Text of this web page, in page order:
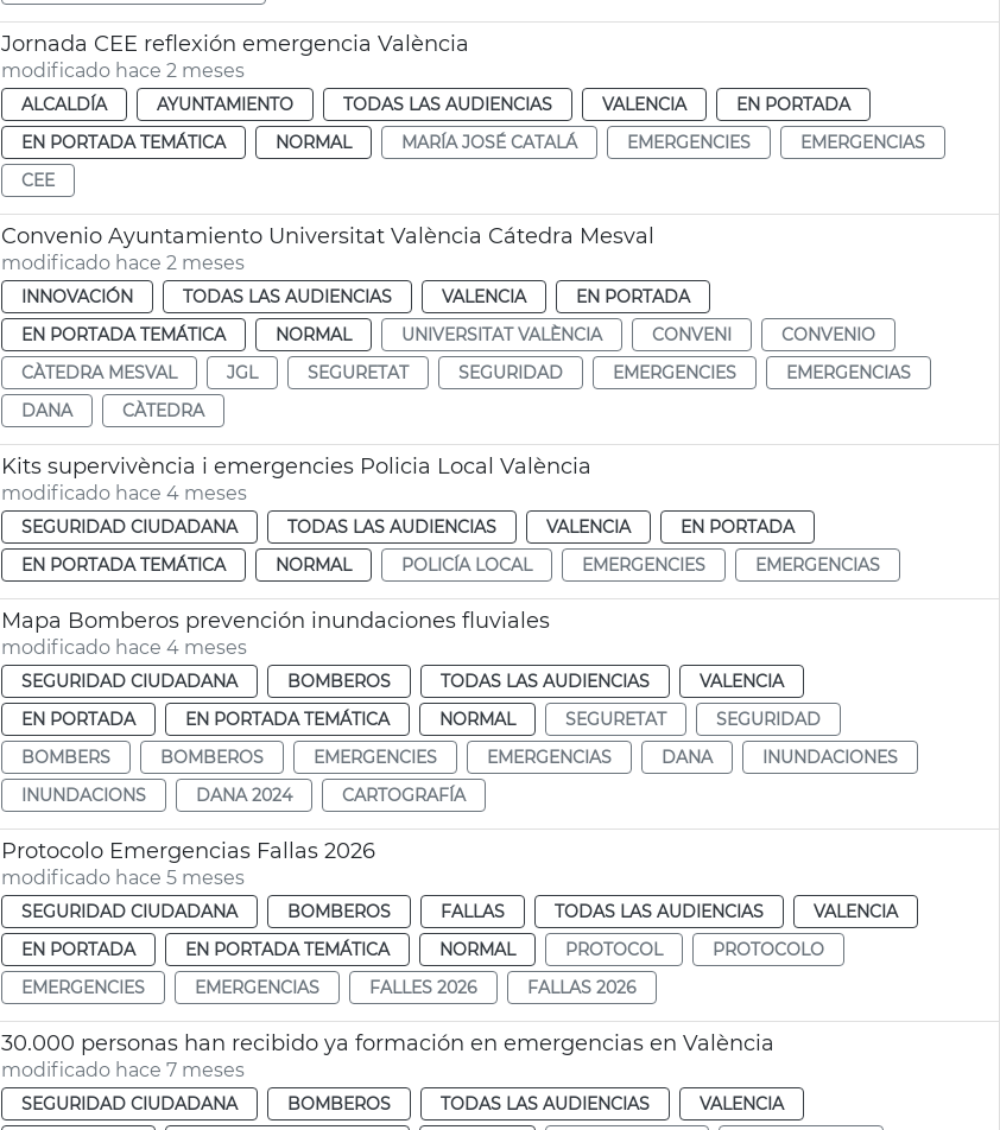
Jornada CEE reflexión emergencia València
modificado hace 2 meses
ALCALDÍA AYUNTAMIENTO TODAS LAS AUDIENCIAS VALENCIA
EN PORTADA
EN PORTADA TEMÁTICA
NORMAL MARÍA JOSÉ CATALÁ EMERGENCIES
EMERGENCIAS
CEE
Convenio Ayuntamiento Universitat València Cátedra Mesval
modificado hace 2 meses
INNOVACIÓN TODAS LAS AUDIENCIAS VALENCIA
EN PORTADA
EN PORTADA TEMÁTICA
NORMAL UNIVERSITAT VALÈNCIA CONVENI
CONVENIO
CÀTEDRA MESVAL
JGL SEGURETAT SEGURIDAD EMERGENCIES
EMERGENCIAS
DANA
CÀTEDRA
Kits supervivència i emergencies Policia Local València
modificado hace 4 meses
SEGURIDAD CIUDADANA TODAS LAS AUDIENCIAS VALENCIA
EN PORTADA
EN PORTADA TEMÁTICA
NORMAL POLICÍA LOCAL EMERGENCIES EMERGENCIAS
Mapa Bomberos prevención inundaciones fluviales
modificado hace 4 meses
SEGURIDAD CIUDADANA BOMBEROS TODAS LAS AUDIENCIAS
VALENCIA
EN PORTADA
EN PORTADA TEMÁTICA NORMAL SEGURETAT
SEGURIDAD
BOMBERS
BOMBEROS EMERGENCIES EMERGENCIAS DANA
INUNDACIONES
INUNDACIONS
DANA 2024 CARTOGRAFÍA
Protocolo Emergencias Fallas 2026
modificado hace 5 meses
SEGURIDAD CIUDADANA BOMBEROS FALLAS TODAS LAS AUDIENCIAS
VALENCIA
EN PORTADA
EN PORTADA TEMÁTICA NORMAL PROTOCOL
PROTOCOLO
EMERGENCIES
EMERGENCIAS FALLES 2026 FALLAS 2026
30.000 personas han recibido ya formación en emergencias en València
modificado hace 7 meses
SEGURIDAD CIUDADANA BOMBEROS TODAS LAS AUDIENCIAS
VALENCIA